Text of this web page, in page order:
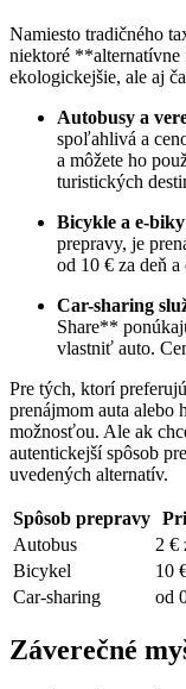
Namiesto tradičného
niektoré
ekologickejšie, ale aj
Autobusy a
spoľahlivá a
a môžete ho
turistických
Bicykle a e-biky
prepravy, je
od 10 € za deň
Car-sharing
Share**
vlastniť auto.
Pre tých, ktorí
prenájmom auta alebo
možnosťou. Ale ak
autentickejší spôsob
uvedených alternatív.
Spôsob prepravy
Autobus
2 €
Bicykel
10
Car-sharing
od
Záverečné